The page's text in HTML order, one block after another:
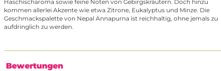
Haschischaroma sowie feine Noten von Gebirgskräutern. Doch hinzu
kommen allerlei Akzente wie etwa Zitrone, Eukalyptus und Minze. Die
Geschmackspalette von Nepal Annapurna ist reichhaltig, ohne jemals zu
aufdringlich zu werden.
Bewertungen